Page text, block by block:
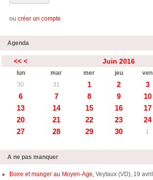
ou créer un compte
Agenda
<< < Juin 2016
lun mar mer jeu ven
30
31 1 2 3
6
7 8 9 10
13
14 15 16 17
20
21 22 23 24
27
28 29 30 1
A ne pas manquer
Boire et manger au Moyen-Age, Veytaux (VD), 19 avril